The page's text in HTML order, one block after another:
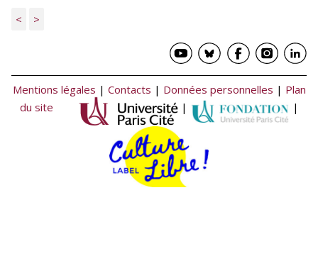
< >
Mentions légales | Contacts | Données personnelles | Plan
du site
| |